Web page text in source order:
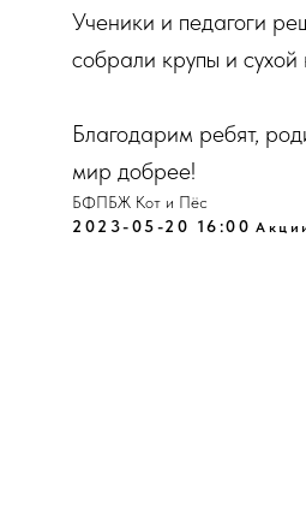
Ученики и педагоги
собрали крупы и
Благодарим ребят,
мир добрее!
БФПБЖ Кот и Пёс
2023-05-20 16:00